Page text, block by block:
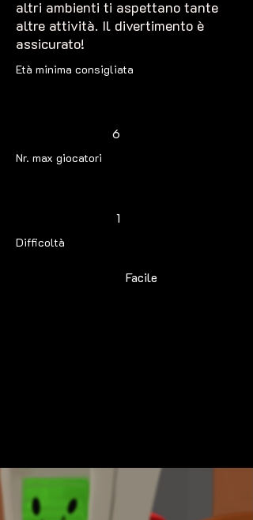
altri ambienti ti aspettano tante
altre attività. Il divertimento è
assicurato!
Età minima consigliata
6
Nr. max giocatori
1
Difficoltà
Facile